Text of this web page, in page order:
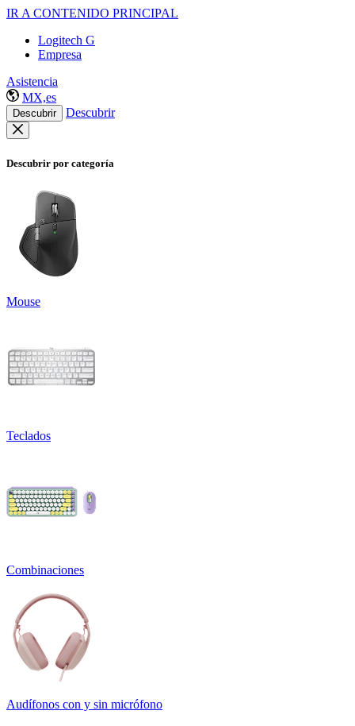
IR A CONTENIDO PRINCIPAL
Logitech G
Empresa
Asistencia
MX,es
Descubrir Descubrir
Descubrir por categoría
Mouse
Teclados
Combinaciones
Audífonos con y sin micrófono